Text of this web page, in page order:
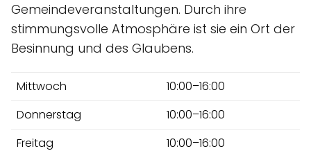
Gemeindeveranstaltungen. Durch ihre
stimmungsvolle Atmosphäre ist sie ein Ort der
Besinnung und des Glaubens.
Mittwoch
10:00–16:00
Donnerstag
10:00–16:00
Freitag
10:00–16:00